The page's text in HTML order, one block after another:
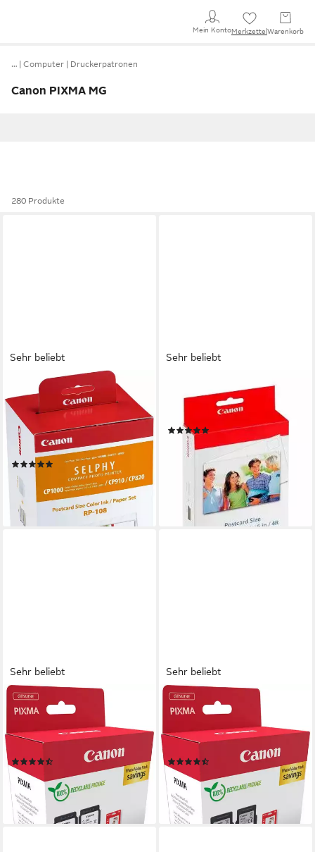
Mein KontoMerkzettel Warenkorb
… Computer Druckerpatronen
Canon PIXMA MG
280 Produkte
Sehr beliebt
CANON
RP-108 I Tintenpatrone (Set,
original Patrone 108 +
Fotopapier für SELPHY
Drucker)
(24)
ab 35,14 € UVP40,00 €
-12%
lieferbar - in 2-3 Werktagen bei dir
Sehr beliebt
KP-36IP - Papiersatz
Nachfülltinte (für x)
(20)
ab 11,29 € UVP15,00 €
lieferbar - in 1-2 Werktagen bei dir
Sehr beliebt
CANON
PG-545/CL-546 Photo Value
Pack Tintenpatrone (Packung,
ab 37,95 € UVP44,99 €
-16%
lieferbar - in 2-3 Werktagen bei dir
Sehr beliebt
CANON
PG-540/CL-541 Photo Value
Pack Tintenpatrone (Packung,
ab 40,90 € UVP49,99 €
-18%
lieferbar - in 2-3 Werktagen bei dir